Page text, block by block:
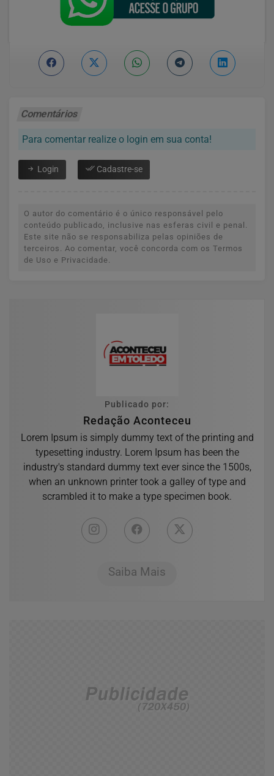
Comentários
Para comentar realize o login em sua conta!
Login Cadastre-se
O autor do comentário é o único responsável pelo
conteúdo publicado, inclusive nas esferas civil e penal.
Este site não se responsabiliza pelas opiniões de
terceiros. Ao comentar, você concorda com os Termos
de Uso e Privacidade.
Publicado por:
Redação Aconteceu
Lorem Ipsum is simply dummy text of the printing and
typesetting industry. Lorem Ipsum has been the
industry's standard dummy text ever since the 1500s,
when an unknown printer took a galley of type and
scrambled it to make a type specimen book.
Saiba Mais